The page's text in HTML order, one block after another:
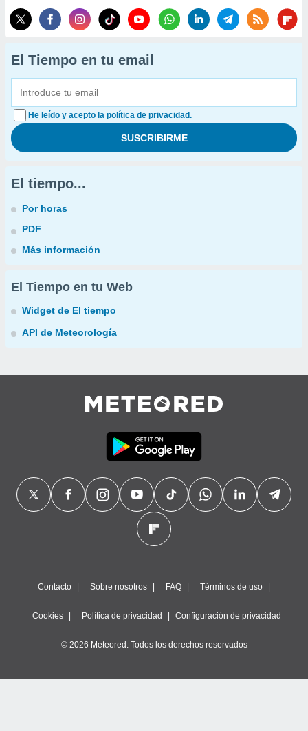
El Tiempo en tu email
He leído y acepto la política de privacidad.
El tiempo...
Por horas
PDF
Más información
El Tiempo en tu Web
Widget de El tiempo
API de Meteorología
Contacto Sobre nosotros FAQ Términos de uso
Cookies Política de privacidad Configuración de privacidad
© 2026 Meteored. Todos los derechos reservados